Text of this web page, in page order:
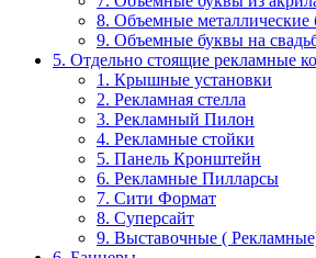
8. Объемные металлические
9. Объемные буквы на
5. Отдельно стоящие рекламные
1. Крышные установки
2. Рекламная стелла
3. Рекламный Пилон
4. Рекламные стойки
5. Панель Кронштейн
6. Рекламные Пилларсы
7. Сити Формат
8. Суперсайт
9. Выставочные (